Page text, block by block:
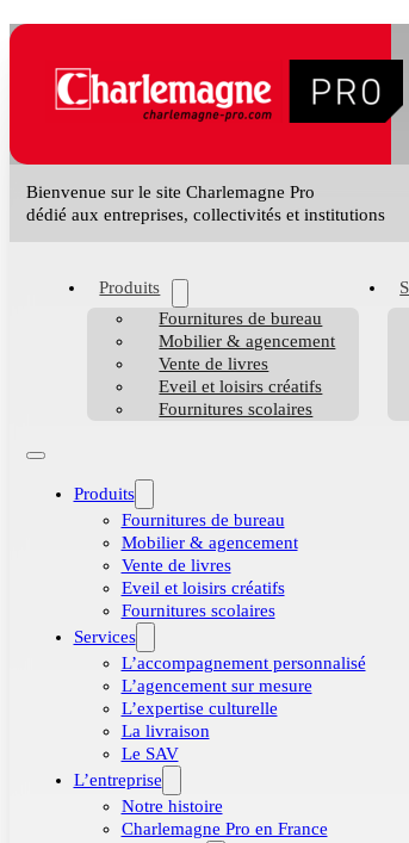
Bienvenue sur le site Charlemagne Pro
dédié aux entreprises, collectivités et institutions
Produits
Fournitures de bureau
Mobilier & agencement
Vente de livres
Eveil et loisirs créatifs
Fournitures scolaires
Produits
Fournitures de bureau
Mobilier & agencement
Vente de livres
Eveil et loisirs créatifs
Fournitures scolaires
Services
L’accompagnement personnalisé
L’agencement sur mesure
L’expertise culturelle
La livraison
Le SAV
L’entreprise
Notre histoire
Charlemagne Pro en France